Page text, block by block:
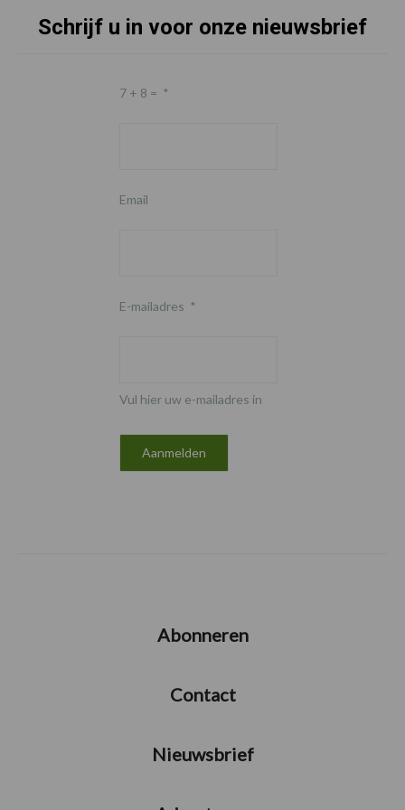
Schrijf u in voor onze nieuwsbrief
7 + 8 = *
Email
E-mailadres *
Vul hier uw e-mailadres in
Abonneren
Contact
Nieuwsbrief